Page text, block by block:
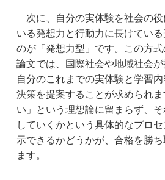
次に、自分の実体験を社会の役
いる発想力と行動力に長けてい
のが「発想力型」です。この方
論文では、国際社会や地域社会が
自分のこれまでの実体験と学習
決策を提案することが求められ
い」という理想論に留まらず、
していくかという具体的なプロ
示できるかどうかが、合格を勝
ます。